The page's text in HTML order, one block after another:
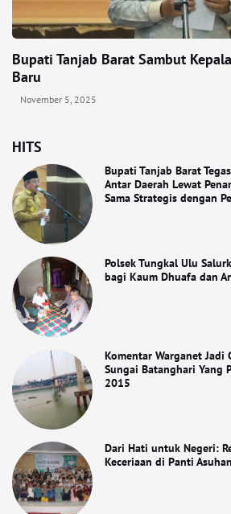
HITS
Bupati Tanjab Barat
Antar Daerah Lewat
Sama Strategis dengan
Polsek Tungkal Ulu
bagi Kaum Dhuafa dan
Komentar Warganet Jadi
Sungai Batanghari Yang
2015
Dari Hati untuk Negeri:
Keceriaan di Panti Asuhan
Bupati Tanjab Barat Sambut
Baru
November 5, 2025